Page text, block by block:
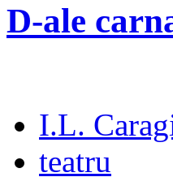
D-ale
I.L.
teatru